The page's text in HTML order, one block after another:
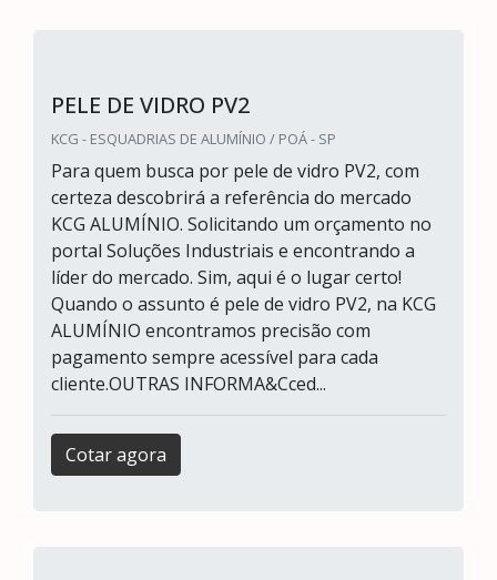
PELE DE VIDRO PV2
KCG - ESQUADRIAS DE ALUMÍNIO / POÁ - SP
Para quem busca por pele de vidro PV2, com
certeza descobrirá a referência do mercado
KCG ALUMÍNIO. Solicitando um orçamento no
portal Soluções Industriais e encontrando a
líder do mercado. Sim, aqui é o lugar certo!
Quando o assunto é pele de vidro PV2, na KCG
ALUMÍNIO encontramos precisão com
pagamento sempre acessível para cada
cliente.OUTRAS INFORMA&Cced...
Cotar agora